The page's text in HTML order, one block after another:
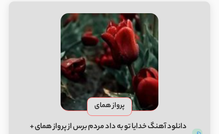
پرواز همای
دانلود آهنگ خدایا تو به داد مردم برس از پرواز همای +